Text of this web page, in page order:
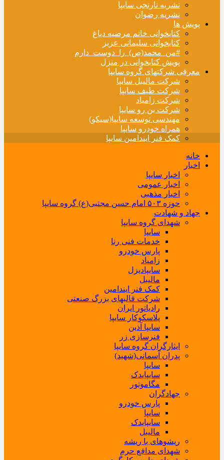
نشریه نارنجی سایپا
نشریه رضوان
پویش ها
کتابخوانی خانم مرضیه دباغ
کتابخوانی سلیمانی عزیز
#من_محمد(ص)_را_دوست_دارم
پویش کتابخوانی در منزل
معرفی شرکتهای گروه سایپا
شرکت مالیبل سایپا
شرکت طیف سایپا
شرکت زامیاد
شرکت بن رو سایپا
مهندسی توسعه سایپا(سیکو)
همراه خودرو سایپا
کمک فنر ایندامین سایپا
خانه
اخبار
اخبار سایپا
اخبار عمومی
اخبار مذهبی
حوزه ۵۰۳ امام حسن مجتبی(ع) گروه سایپا
جهاد و شهادت
شهدای گروه سایپا
سایپا
خدمات فنی رنا
پارس خودرو
زامیاد
سایپادیزل
مالیبل
کمک فنر ایندامین
شرکت قالبهای بزرگ صنعتی
رادیاتور ایران
پلاسکوکار سایپا
سایپا آذین
فنرسازی زر
ایثارگران گروه سایپا
پدران آسمانی(شهید)
سایپا
سایپایدک
مگاموتور
جهادگران
پارس خودرو
سایپا
سایپایدک
مالیبل
ریشوهای با ریشه
شهدای مدافع حرم